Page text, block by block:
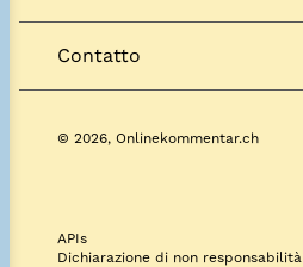
Contatto
© 2026, Onlinekommentar.ch
APIs
Dichiarazione di non responsabilità